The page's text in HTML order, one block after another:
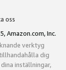
oss
Amazon.com, Inc.
verktyg
dig
inställningar,